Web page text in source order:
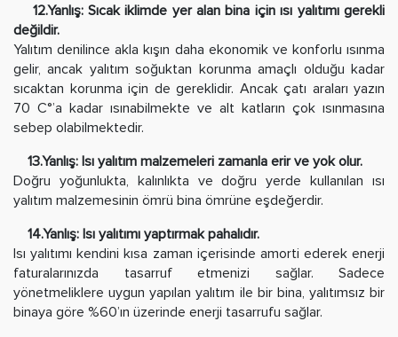
12.Yanlış: Sıcak iklimde yer alan bina için ısı yalıtımı gerekli
değildir.
Yalıtım denilince akla kışın daha ekonomik ve konforlu ısınma
gelir, ancak yalıtım soğuktan korunma amaçlı olduğu kadar
sıcaktan korunma için de gereklidir. Ancak çatı araları yazın
70 C°’a kadar ısınabilmekte ve alt katların çok ısınmasına
sebep olabilmektedir.
13.Yanlış: Isı yalıtım malzemeleri zamanla erir ve yok olur.
Doğru yoğunlukta, kalınlıkta ve doğru yerde kullanılan ısı
yalıtım malzemesinin ömrü bina ömrüne eşdeğerdir.
14.Yanlış: Isı yalıtımı yaptırmak pahalıdır.
Isı yalıtımı kendini kısa zaman içerisinde amorti ederek enerji
faturalarınızda tasarruf etmenizi sağlar. Sadece
yönetmeliklere uygun yapılan yalıtım ile bir bina, yalıtımsız bir
binaya göre %60’ın üzerinde enerji tasarrufu sağlar.